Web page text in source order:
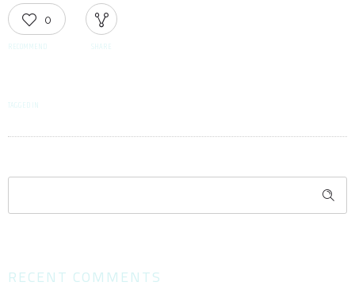
0
RECOMMEND SHARE
TAGGED IN
RECENT COMMENTS